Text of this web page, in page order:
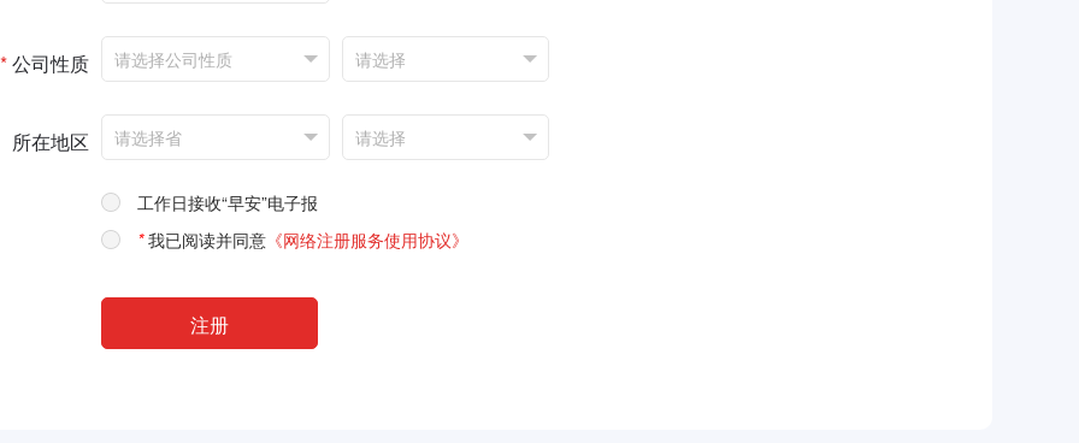
*公司性质
所在地区
工作日接收“早安”电子报
*我已阅读并同意 《网络注册服务使用协议》